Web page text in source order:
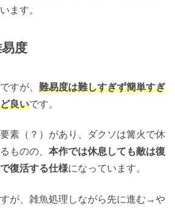
ます。
度
すが、 難易度は難しすぎず簡単すぎ
良いです。
素（？）があり、ダクソは篝火で休
ものの、 本作では休息しても敵は復
復活する仕様になっています。
が、雑魚処理しながら先に進む→や